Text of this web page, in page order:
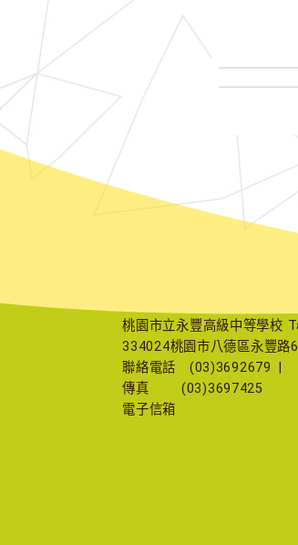
桃園市立永豐高級中等學校
334024桃園市八德區永豐路
聯絡電話
(03)3692679
傳真
(03)3697425
電子信箱